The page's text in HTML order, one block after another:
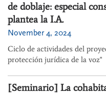
de doblaje: especial
plantea la I.A.
November 4, 2024
Ciclo de actividades del
protección jurídica de la voz"
[Seminario] La